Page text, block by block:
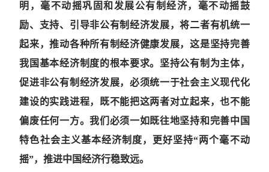
明，毫不动摇巩固和发展公有制经济，毫不动摇鼓
励、支持、引导非公有制经济发展，将二者有机统一
起来，推动各种所有制经济健康发展，这是坚持完善
我国基本经济制度的根本要求。坚持公有制为主体，
促进非公有制经济发展，必须统一于社会主义现代化
建设的实践进程，既不能把这两者对立起来，也不能
偏废任何一方。我们必须一如既往地坚持和完善中国
特色社会主义基本经济制度，更好坚持“两个毫不动
摇”，推进中国经济行稳致远。